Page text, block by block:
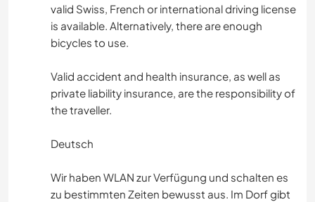
valid Swiss, French or international driving license
is available. Alternatively, there are enough
bicycles to use.
Valid accident and health insurance, as well as
private liability insurance, are the responsibility of
the traveller.
Deutsch
Wir haben WLAN zur Verfügung und schalten es
zu bestimmten Zeiten bewusst aus. Im Dorf gibt